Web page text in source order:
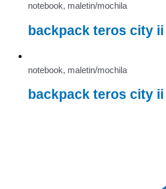
notebook, maletin/mochila
backpack teros city
notebook, maletin/mochila
backpack teros city